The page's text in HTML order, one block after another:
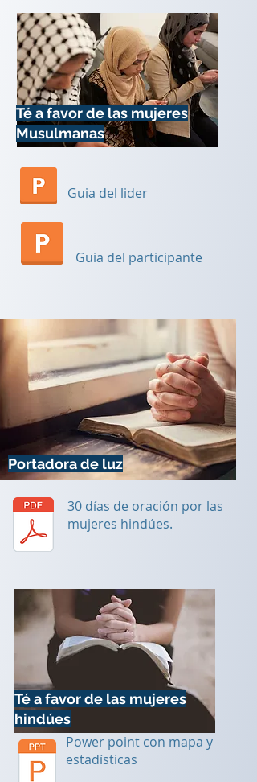
Té a favor de las mujeres
Musulmanas
Guia del lider
Guia del participante
Portadora de luz
30 días de oración por las
mujeres hindúes.
Té a favor de las mujeres
hindúes
Power point con mapa y
estadísticas